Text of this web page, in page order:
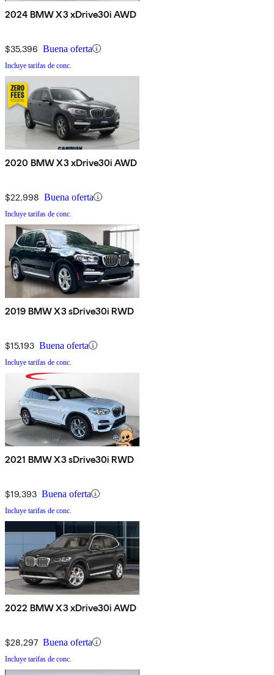
2024 BMW X3 xDrive30i AWD
$35,396 Buena oferta
Incluye tarifas de conc.
2020 BMW X3 xDrive30i AWD
$22,998 Buena oferta
Incluye tarifas de conc.
2019 BMW X3 sDrive30i RWD
$15,193 Buena oferta
Incluye tarifas de conc.
2021 BMW X3 sDrive30i RWD
$19,393 Buena oferta
Incluye tarifas de conc.
2022 BMW X3 xDrive30i AWD
$28,297 Buena oferta
Incluye tarifas de conc.